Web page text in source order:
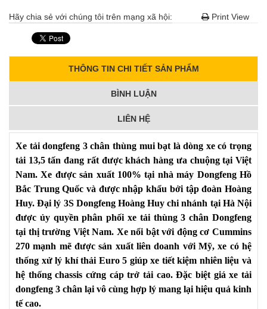
Print View
Hãy chia sẻ với chúng tôi trên mạng xã hội:
THÔNG TIN CHI TIẾT SẢN PHẨM
BÌNH LUẬN
LIÊN HỆ
Xe tải dongfeng 3 chân thùng mui bạt là dòng xe có trọng
tải 13,5 tấn đang rất được khách hàng ưa chuộng tại Việt
Nam. Xe được sản xuất 100% tại nhà máy Dongfeng Hồ
Bắc Trung Quốc và được nhập khẩu bởi tập đoàn Hoàng
Huy. Đại lý 3S Dongfeng Hoàng Huy chi nhánh tại Hà Nội
được ủy quyền phân phối xe tải thùng 3 chân Dongfeng
tại thị trường Việt Nam. Xe nổi bật với động cơ Cummins
270 mạnh mẽ được sản xuất liên doanh với Mỹ, xe có hệ
thống xử lý khí thải Euro 5 giúp xe tiết kiệm nhiên liệu và
hệ thống chassis cứng cáp trở tải cao. Đặc biệt giá xe tải
dongfeng 3 chân lại vô cùng hợp lý mang lại hiệu quả kinh
tế cao.